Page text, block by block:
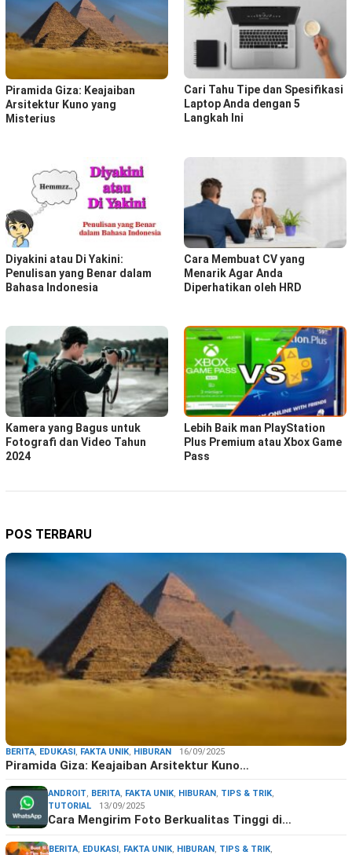
Piramida Giza: Keajaiban
Arsitektur Kuno yang
Misterius
Cari Tahu Tipe dan Spesifikasi
Laptop Anda dengan 5
Langkah Ini
Diyakini atau Di Yakini:
Penulisan yang Benar dalam
Bahasa Indonesia
Cara Membuat CV yang
Menarik Agar Anda
Diperhatikan oleh HRD
Kamera yang Bagus untuk
Fotografi dan Video Tahun
2024
Lebih Baik man PlayStation
Plus Premium atau Xbox Game
Pass
POS TERBARU
BERITA, EDUKASI, FAKTA UNIK, HIBURAN 16/09/2025
Piramida Giza: Keajaiban Arsitektur Kuno…
ANDROIT, BERITA, FAKTA UNIK, HIBURAN, TIPS & TRIK,
TUTORIAL
13/09/2025
Cara Mengirim Foto Berkualitas Tinggi di…
BERITA, EDUKASI, FAKTA UNIK, HIBURAN, TIPS & TRIK,